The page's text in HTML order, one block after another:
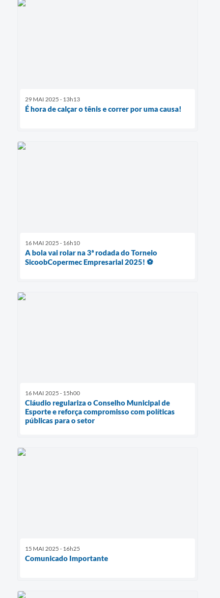
29 MAI 2025 - 13h13
É hora de calçar o tênis e correr por uma causa!
16 MAI 2025 - 16h10
A bola vai rolar na 3ª rodada do Torneio
SicoobCopermec Empresarial 2025! ⚽️
16 MAI 2025 - 15h00
Cláudio regulariza o Conselho Municipal de
Esporte e reforça compromisso com políticas
públicas para o setor
15 MAI 2025 - 16h25
Comunicado Importante